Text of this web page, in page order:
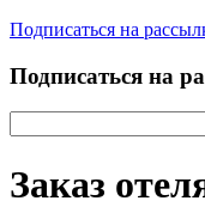
Подписаться на
Подписаться на
Заказ